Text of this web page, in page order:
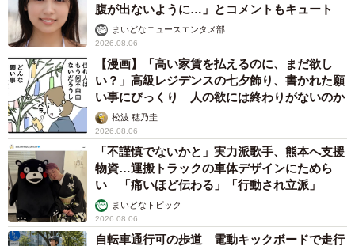
腹が出ないように…」とコメントもキュート
まいどなニュースエンタメ部
2026.08.06
【漫画】「高い家賃を払えるのに、まだ欲し
い？」高級レジデンスの七夕飾り、書かれた願
い事にびっくり 人の欲には終わりがないのか
松波 穂乃圭
2026.08.06
「不謹慎でないかと」実力派歌手、熊本へ支援
物資…運搬トラックの車体デザインにためら
い 「痛いほど伝わる」「行動され立派」
まいどなトピック
2026.08.06
自転車通行可の歩道 電動キックボードで走行